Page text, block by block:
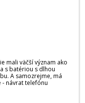
mali väčší význam ako
s batériou s dlhou
A samozrejme, má
návrat telefónu